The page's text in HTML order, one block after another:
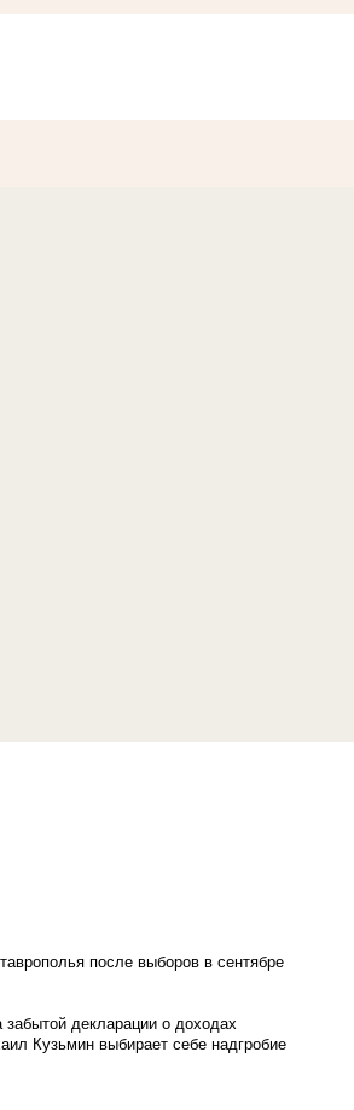
после выборов в сентябре
декларации о доходах
Кузьмин выбирает себе надгробие